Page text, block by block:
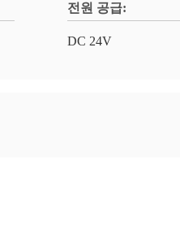
전원 공급:
DC 24V